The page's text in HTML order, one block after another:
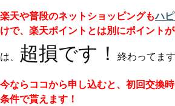
楽天や普段のネットショッピングもハ
けで、楽天ポイントとは別にポイントが
は、 超損です！
終わってます
今ならココから申し込むと、初回交換
条件で貰えます！